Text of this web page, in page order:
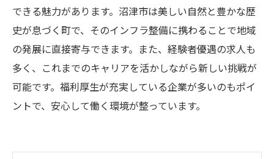
できる魅力があります。沼津市は美しい自然と豊かな歴
史が息づく町で、そのインフラ整備に携わることで地域
の発展に直接寄与できます。また、経験者優遇の求人も
多く、これまでのキャリアを活かしながら新しい挑戦が
可能です。福利厚生が充実している企業が多いのもポイ
ントで、安心して働く環境が整っています。